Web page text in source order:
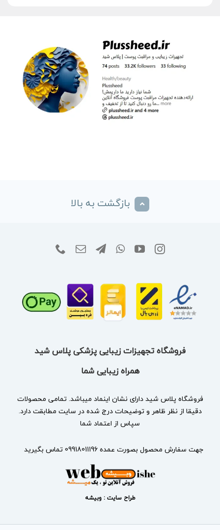
بازگشت به بالا
فروشگاه تجهیزات زیبایی پزشکی پلاس شید
همراه زیبایی شما
فروشگاه پلاس شید دارای نشان اینماد میباشد. تمامی محصولات
دقیقا از نظر ظاهر و توضیحات درج شده در سایت مطابقت دارد.
سپاس از اعتماد شما
جهت سفارش محصول بصورت عمده 09918011196 تماس بگیرید
طراح سایت : وبیشه